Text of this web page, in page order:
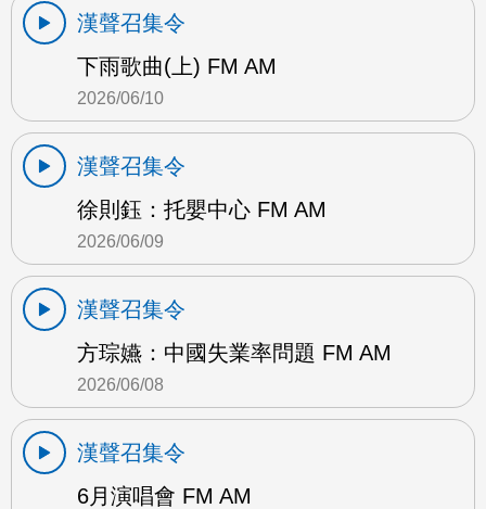
漢聲召集令
下雨歌曲(上) FM AM
2026/06/10
漢聲召集令
徐則鈺：托嬰中心 FM AM
2026/06/09
漢聲召集令
方琮嬿：中國失業率問題 FM AM
2026/06/08
漢聲召集令
6月演唱會 FM AM